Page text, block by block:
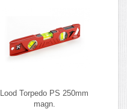
Lood Torpedo PS 250mm
magn.